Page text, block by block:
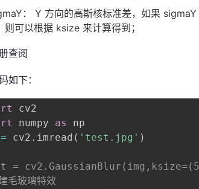
： Y 方向的高斯核标准差，如果
则可以根据 ksize 来计算得到；
查阅
如下：
numpy as
np
= cv2 . imread ( 'test.jpg' )
=
毛玻璃特效